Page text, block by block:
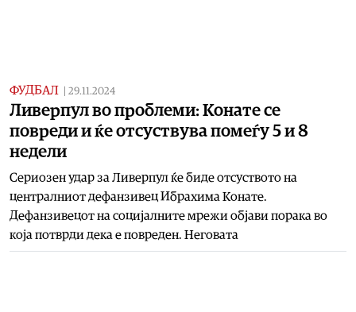
ФУДБАЛ 29.11.2024
Ливерпул во проблеми: Конате се
повреди и ќе отсуствува помеѓу 5 и 8
недели
Сериозен удар за Ливерпул ќе биде отсуството на
централниот дефанзивец Ибрахима Конате.
Дефанзивецот на социјалните мрежи објави порака во
која потврди дека е повреден. Неговата